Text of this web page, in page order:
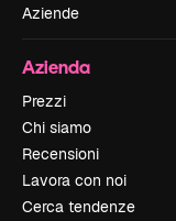
Aziende
Azienda
Prezzi
Chi siamo
Recensioni
Lavora con noi
Cerca tendenze